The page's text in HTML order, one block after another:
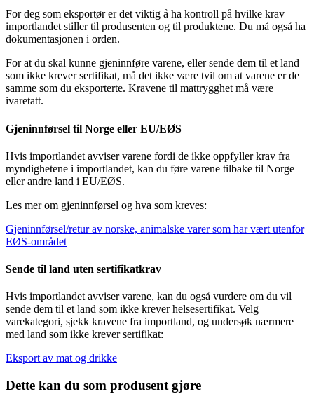
For deg som eksportør er det viktig å ha kontroll på hvilke krav
importlandet stiller til produsenten og til produktene. Du må også ha
dokumentasjonen i orden.
For at du skal kunne gjeninnføre varene, eller sende dem til et land
som ikke krever sertifikat, må det ikke være tvil om at varene er de
samme som du eksporterte. Kravene til mattrygghet må være
ivaretatt.
Gjeninnførsel til Norge eller EU/EØS
Hvis importlandet avviser varene fordi de ikke oppfyller krav fra
myndighetene i importlandet, kan du føre varene tilbake til Norge
eller andre land i EU/EØS.
Les mer om gjeninnførsel og hva som kreves:
Gjeninnførsel/retur av norske, animalske varer som har vært utenfor
EØS-området
Sende til land uten sertifikatkrav
Hvis importlandet avviser varene, kan du også vurdere om du vil
sende dem til et land som ikke krever helsesertifikat. Velg
varekategori, sjekk kravene fra importland, og undersøk nærmere
med land som ikke krever sertifikat:
Eksport av mat og drikke
Dette kan du som produsent gjøre